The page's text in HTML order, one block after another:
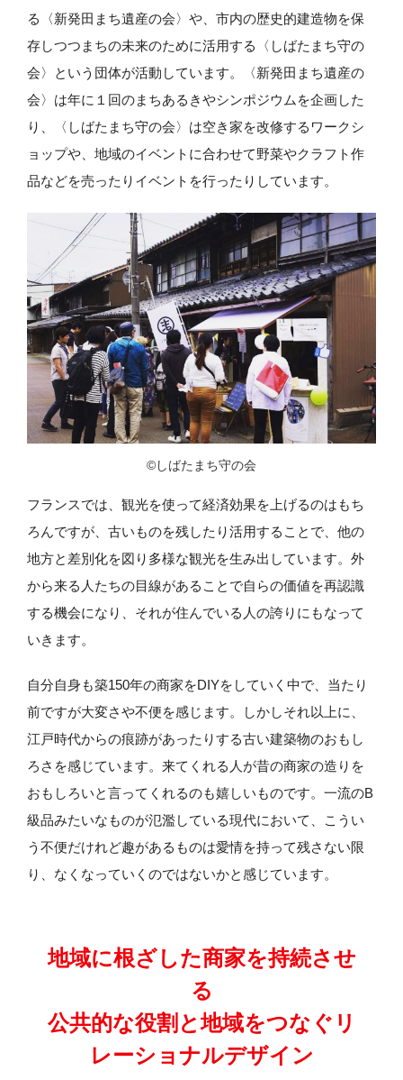
る〈新発田まち遺産の会〉や、市内の歴史的建造物を保
存しつつまちの未来のために活用する〈しばたまち守の
会〉という団体が活動しています。〈新発田まち遺産の
会〉は年に１回のまちあるきやシンポジウムを企画した
り、〈しばたまち守の会〉は空き家を改修するワークシ
ョップや、地域のイベントに合わせて野菜やクラフト作
品などを売ったりイベントを行ったりしています。
©しばたまち守の会
フランスでは、観光を使って経済効果を上げるのはもち
ろんですが、古いものを残したり活用することで、他の
地方と差別化を図り多様な観光を生み出しています。外
から来る人たちの目線があることで自らの価値を再認識
する機会になり、それが住んでいる人の誇りにもなって
いきます。
自分自身も築150年の商家をDIYをしていく中で、当たり
前ですが大変さや不便を感じます。しかしそれ以上に、
江戸時代からの痕跡があったりする古い建築物のおもし
ろさを感じています。来てくれる人が昔の商家の造りを
おもしろいと言ってくれるのも嬉しいものです。一流のB
級品みたいなものが氾濫している現代において、こうい
う不便だけれど趣があるものは愛情を持って残さない限
り、なくなっていくのではないかと感じています。
地域に根ざした商家を持続させ
る
公共的な役割と地域をつなぐリ
レーショナルデザイン